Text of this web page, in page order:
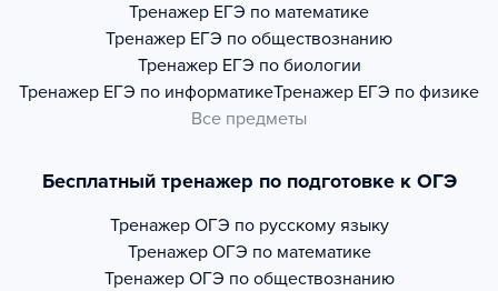
Тренажер ЕГЭ по математике
Тренажер ЕГЭ по обществознанию
Тренажер ЕГЭ по биологии
Тренажер ЕГЭ по информатикеТренажер ЕГЭ по физике
Все предметы
Бесплатный тренажер по подготовке к ОГЭ
Тренажер ОГЭ по русскому языку
Тренажер ОГЭ по математике
Тренажер ОГЭ по обществознанию